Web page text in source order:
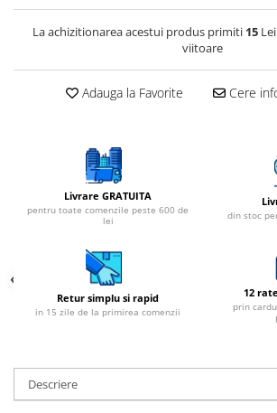
La achizitionarea acestui produs primiti 15Lei
viitoare
Adauga la Favorite Cere
Livrare GRATUITA
pentru toate comenzile peste 600 de
lei
din stoc
Retur simplu si rapid
in 15 zile de la primirea comenzii
12
prin
Descriere